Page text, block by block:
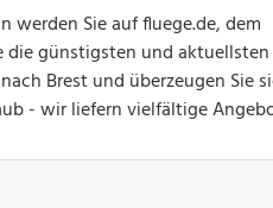
werden Sie auf fluege.de, dem
günstigsten und aktuellsten
Brest und überzeugen Sie
- wir liefern vielfältige